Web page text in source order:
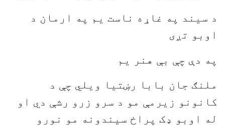
د سيند په غاړه ناست يم په ارمان د
اوبو تږی
په دې چې بې هنر یم
ملنګ جان بابا رښتیا ويلي چې د
کانونو زيرمې مو د سرو زرو رشې دي او
له اوبو ډک پراخ سيندونه مو نورو